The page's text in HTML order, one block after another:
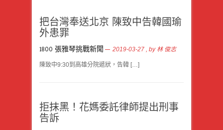
把台灣奉送北京 陳致中告韓國瑜
外患罪
1800 張雅琴挑戰新聞 2019-03-27 , by 林 俊志
陳致中9:30到高雄分院遞狀，告韓 […]
拒抹黑！花媽委託律師提出刑事
告訴